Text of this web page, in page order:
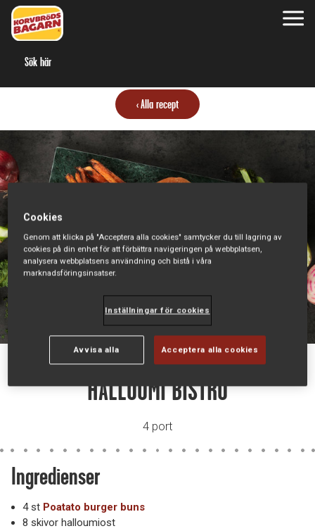
Alla recept
HALLOUMI BISTRO
4 port
Ingredienser
4 st Poatato burger buns
8 skivor halloumiost
Cookies
Genom att klicka på "Acceptera alla cookies" samtycker du till lagring av
cookies på din enhet för att förbättra navigeringen på webbplatsen,
analysera webbplatsens användning och bistå i våra
marknadsföringsinsatser.
Inställningar för cookies
Avvisa alla Acceptera alla cookies